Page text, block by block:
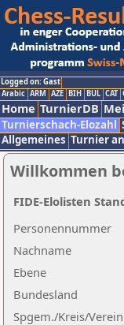
Logged on: Gast
Arabic ARM AZE BIH BUL CAT
Home TurnierDB
Turnierschach-Elozahl
Allgemeines Turnier
Willkommen
Nachname
Ebene
Personennummer
Bundesland
Spgem./Kreis/Verein
FIDE-Elolisten